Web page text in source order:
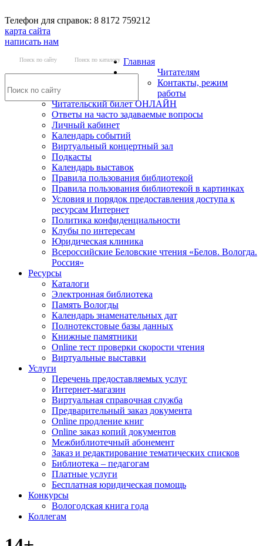
Телефон для справок: 8 8172 759212
карта сайта
написать нам
Поиск по сайту Поиск по каталогу Главная
Читателям
Контакты, режим
работы
Читательский билет ОНЛАЙН
Ответы на часто задаваемые вопросы
Личный кабинет
Календарь событий
Виртуальный концертный зал
Подкасты
Календарь выставок
Правила пользования библиотекой
Правила пользования библиотекой в картинках
Условия и порядок предоставления доступа к
ресурсам Интернет
Политика конфиденциальности
Клубы по интересам
Юридическая клиника
Всероссийские Беловские чтения «Белов. Вологда.
Россия»
Ресурсы
Каталоги
Электронная библиотека
Память Вологды
Календарь знаменательных дат
Полнотекстовые базы данных
Книжные памятники
Online тест проверки скорости чтения
Виртуальные выставки
Услуги
Перечень предоставляемых услуг
Интернет-магазин
Виртуальная справочная служба
Предварительный заказ документа
Online продление книг
Online заказ копий документов
Межбиблиотечный абонемент
Заказ и редактирование тематических списков
Библиотека – педагогам
Платные услуги
Бесплатная юридическая помощь
Конкурсы
Вологодская книга года
Коллегам